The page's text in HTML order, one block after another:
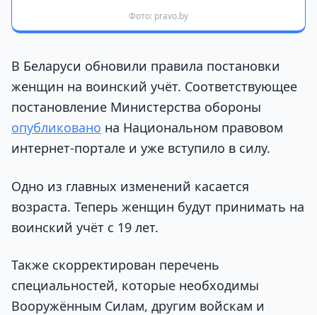
Фото: pravo.by
В Беларуси обновили правила постановки
женщин на воинский учёт. Соответствующее
постановление Министерства обороны
опубликовано на Национальном правовом
интернет-портале и уже вступило в силу.
Одно из главных изменений касается
возраста. Теперь женщин будут принимать на
воинский учёт с 19 лет.
Также скорректирован перечень
специальностей, которые необходимы
Вооружённым Силам, другим войскам и